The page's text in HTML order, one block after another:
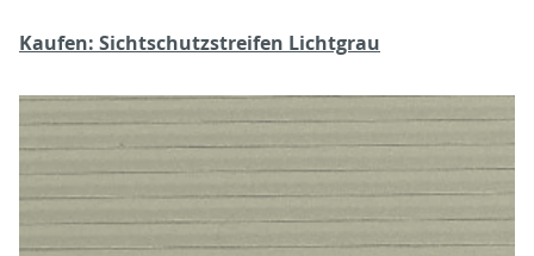
Kaufen: Sichtschutzstreifen Lichtgrau